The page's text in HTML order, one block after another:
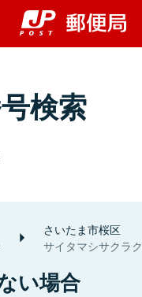
検索
さいたま市桜区
サイタマシサクラク
い場合